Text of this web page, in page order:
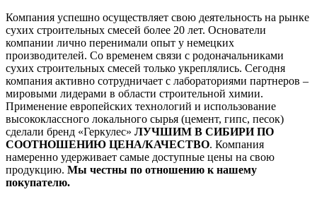
Компания успешно осуществляет свою деятельность на рынке
сухих строительных смесей более 20 лет. Основатели
компании лично перенимали опыт у немецких
производителей. Со временем связи с родоначальниками
сухих строительных смесей только укреплялись. Сегодня
компания активно сотрудничает с лабораториями партнеров –
мировыми лидерами в области строительной химии.
Применение европейских технологий и использование
высококлассного локального сырья (цемент, гипс, песок)
сделали бренд «Геркулес» ЛУЧШИМ В СИБИРИ ПО
СООТНОШЕНИЮ ЦЕНА/КАЧЕСТВО. Компания
намеренно удерживает самые доступные цены на свою
продукцию. Мы честны по отношению к нашему
покупателю.